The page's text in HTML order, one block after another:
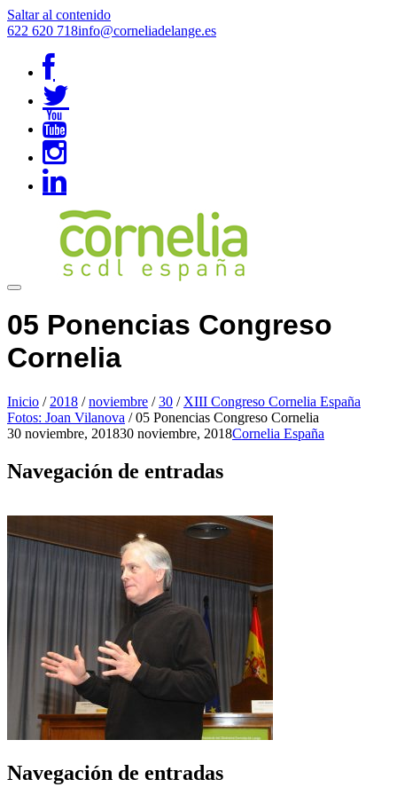
Saltar al contenido
622 620 718info@corneliadelange.es
05 Ponencias Congreso
Cornelia
Inicio / 2018 / noviembre / 30 / XIII Congreso Cornelia España
Fotos: Joan Vilanova / 05 Ponencias Congreso Cornelia
30 noviembre, 201830 noviembre, 2018Cornelia España
Navegación de entradas
Navegación de entradas